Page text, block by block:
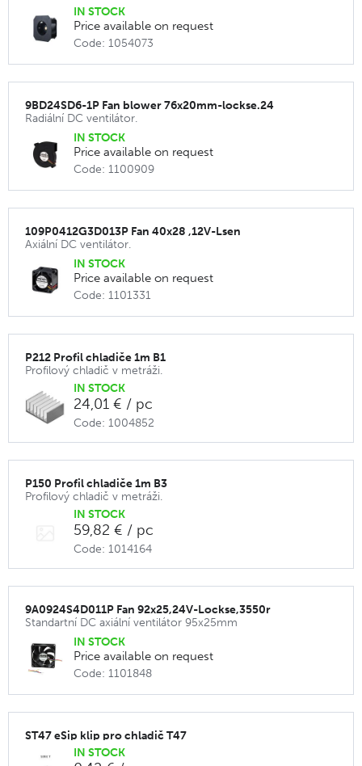
IN STOCK
Price available on request
Code: 1054073
9BD24SD6-1P Fan blower 76x20mm-lockse.24
Radiální DC ventilátor.
IN STOCK
Price available on request
Code: 1100909
109P0412G3D013P Fan 40x28 ,12V-Lsen
Axiální DC ventilátor.
IN STOCK
Price available on request
Code: 1101331
P212 Profil chladiče 1m B1
Profilový chladič v metráži.
IN STOCK
24,01 € / pc
Code: 1004852
P150 Profil chladiče 1m B3
Profilový chladič v metráži.
IN STOCK
59,82 € / pc
Code: 1014164
9A0924S4D011P Fan 92x25,24V-Lockse,3550r
Standartní DC axiální ventilátor 95x25mm
IN STOCK
Price available on request
Code: 1101848
ST47 eSip klip pro chladič T47
IN STOCK